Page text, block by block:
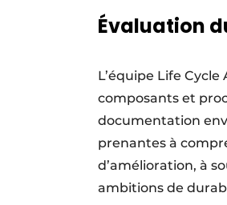
Évaluation
L’équipe Life
composants et
documentation
prenantes à
d’amélioration, à
ambitions de